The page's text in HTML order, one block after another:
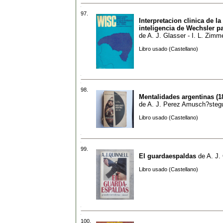
97.
Interpretacion clinica de la
inteligencia de Wechsler
de A. J. Glasser - I. L.
Libro usado (Castellano)
98.
Mentalidades argentinas
de A. J. Perez
Libro usado (Castellano)
99.
El guardaespaldas de A. J.
Libro usado (Castellano)
100.